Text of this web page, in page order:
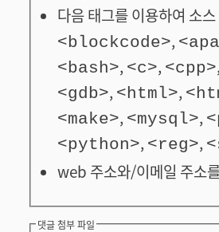
다음 태그를 이용하여 소
<blockcode>,
<bash>, <c>, <cpp>
<gdb>, <html>,
<make>, <mysql>,
<python>, <reg>,
web 주소와/이메일 주소
댓글 첨부 파일